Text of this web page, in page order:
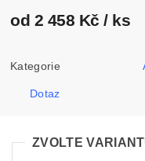
od 2 458 Kč/ ks
Kategorie
Dotaz
ZVOLTE